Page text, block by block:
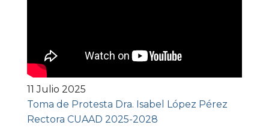
11 Julio 2025
Toma de Protesta Dra. Isabel López Pérez
Rectora CUAAD 2025-2028